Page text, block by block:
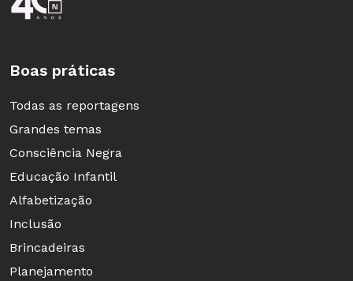
Boas práticas
Todas as reportagens
Grandes temas
Consciência Negra
Educação Infantil
Alfabetização
Inclusão
Brincadeiras
Planejamento